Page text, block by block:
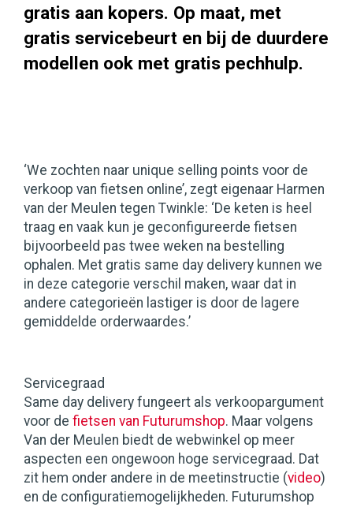
gratis aan kopers. Op maat, met
gratis servicebeurt en bij de duurdere
modellen ook met gratis pechhulp.
‘We zochten naar unique selling points voor de
verkoop van fietsen online’, zegt eigenaar Harmen
van der Meulen tegen Twinkle: ‘De keten is heel
traag en vaak kun je geconfigureerde fietsen
bijvoorbeeld pas twee weken na bestelling
ophalen. Met gratis same day delivery kunnen we
in deze categorie verschil maken, waar dat in
andere categorieën lastiger is door de lagere
gemiddelde orderwaardes.’
Servicegraad
Same day delivery fungeert als verkoopargument
voor de fietsen van Futurumshop. Maar volgens
Van der Meulen biedt de webwinkel op meer
aspecten een ongewoon hoge servicegraad. Dat
zit hem onder andere in de meetinstructie (video)
en de configuratiemogelijkheden. Futurumshop